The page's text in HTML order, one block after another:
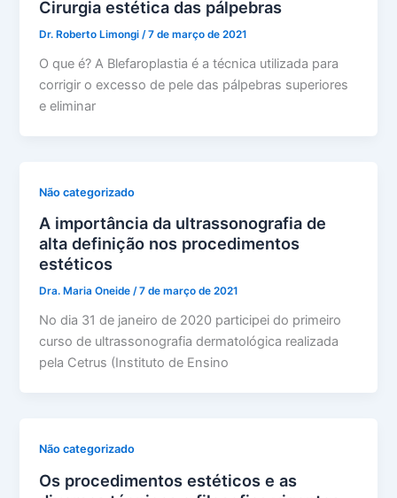
Cirurgia estética das pálpebras
Dr. Roberto Limongi/7 de março de 2021
O que é? A Blefaroplastia é a técnica utilizada para
corrigir o excesso de pele das pálpebras superiores
e eliminar
Não categorizado
A importância da ultrassonografia de
alta definição nos procedimentos
estéticos
Dra. Maria Oneide/7 de março de 2021
No dia 31 de janeiro de 2020 participei do primeiro
curso de ultrassonografia dermatológica realizada
pela Cetrus (Instituto de Ensino
Não categorizado
Os procedimentos estéticos e as